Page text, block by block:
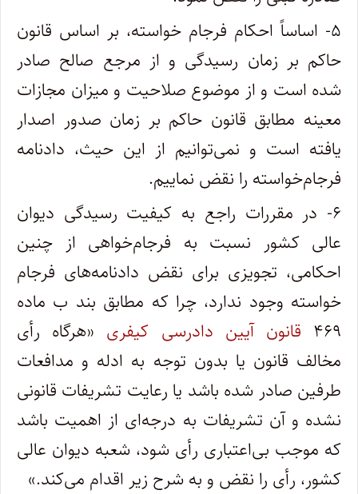
۵- اساساً احکام فرجام خواسته، بر اساس قانون
حاکم بر زمان رسیدگی و از مرجع صالح صادر
شده است و از موضوع صلاحیت و میزان مجازات
معینه مطابق قانون حاکم بر زمان صدور اصدار
یافته است و نمی‌توانیم از این حیث، دادنامه
فرجام‌خواسته را نقض نماییم.
۶- در مقررات راجع به کیفیت رسیدگی دیوان
عالی کشور نسبت به فرجام‌خواهی از چنین
احکامی، تجویزی برای نقض دادنامه‌های فرجام
خواسته وجود ندارد، چرا که مطابق بند ب ماده
۴۶۹ قانون آیین دادرسی کیفری «هرگاه رأی
مخالف قانون یا بدون توجه به ادله و مدافعات
طرفین صادر شده باشد یا رعایت تشریفات قانونی
نشده و آن تشریفات به درجه‌ای از اهمیت باشد
که موجب بی‌اعتباری رأی شود، شعبه دیوان عالی
کشور، رأی را نقض و به شرح زیر اقدام می‌کند.»